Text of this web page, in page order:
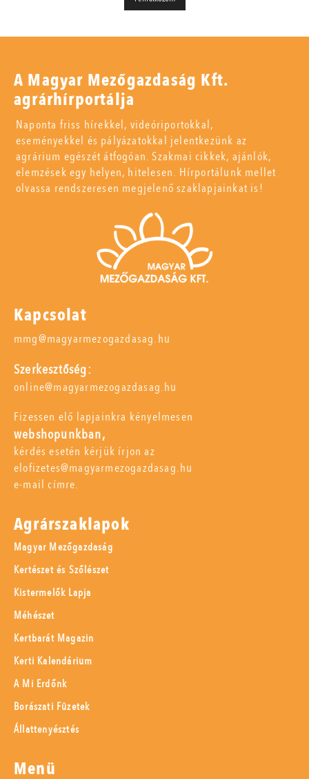
A Magyar Mezőgazdaság Kft.
agrárhírportálja
Naponta friss hírekkel, videóriportokkal,
eseményekkel és pályázatokkal jelentkezünk az
agrárium egészét átfogóan. Szakmai cikkek, ajánlók,
elemzések egy helyen, hitelesen. Hírportálunk mellet
olvassa rendszeresen megjelenő szaklapjainkat is!
Kapcsolat
mmg@magyarmezogazdasag.hu
Szerkesztőség:
online@magyarmezogazdasag.hu
Fizessen elő lapjainkra kényelmesen
webshopunkban,
kérdés esetén kérjük írjon az
elofizetes@magyarmezogazdasag.hu
e-mail címre.
Agrárszaklapok
Magyar Mezőgazdaság
Kertészet és Szőlészet
Kistermelők Lapja
Méhészet
Kertbarát Magazin
Kerti Kalendárium
A Mi Erdőnk
Borászati Füzetek
Állattenyésztés
Menü